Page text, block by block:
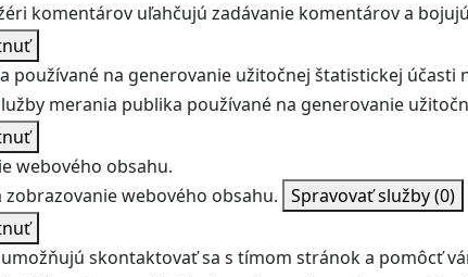
komentárov uľahčujú zadávanie komentárov a
používané na generovanie užitočnej štatistickej účasti
merania publika používané na generovanie
webového obsahu.
zobrazovanie webového obsahu. Spravovať služby(0)
skontaktovať sa s tímom stránok a pomôcť